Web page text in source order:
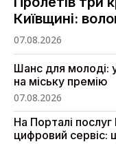
Київщині:
07.08.2026
Шанс для молоді:
на міську премію
07.08.2026
На Порталі
цифровий сервіс: